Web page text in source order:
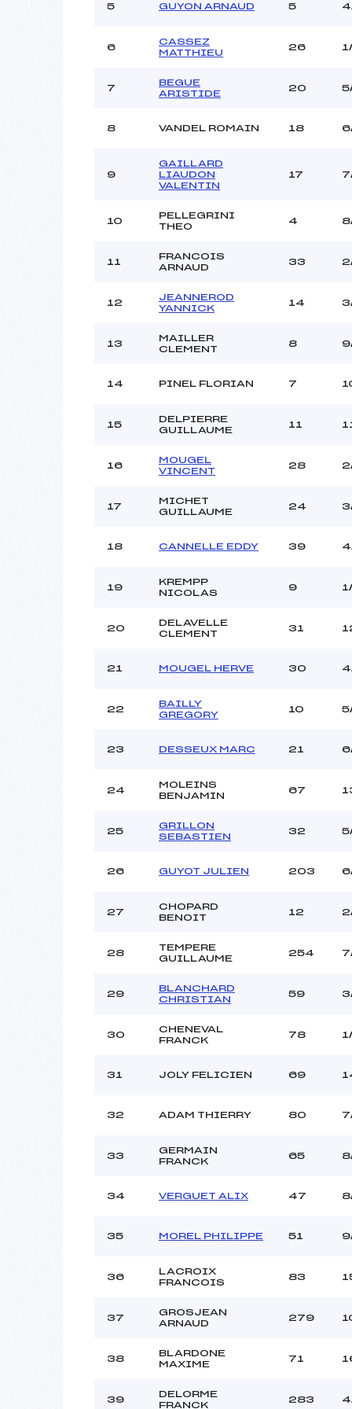
5 GUYON ARNAUD 5
6
CASSEZ
MATTHIEU
26
7
BEGUE
ARISTIDE
20
8 VANDEL ROMAIN 18
9
GAILLARD
LIAUDON
VALENTIN
17
10
PELLEGRINI
THEO
4
11
FRANCOIS
ARNAUD
33
12
JEANNEROD
YANNICK
14
13
MAILLER
CLEMENT
8
14 PINEL FLORIAN 7
15
DELPIERRE
GUILLAUME
11
16
MOUGEL
VINCENT
28
17
MICHET
GUILLAUME
24
18 CANNELLE EDDY 39
19
KREMPP
NICOLAS
9
20
DELAVELLE
CLEMENT
31
21 MOUGEL HERVE 30
22
BAILLY
GREGORY
10
23 DESSEUX MARC 21
24
MOLEINS
BENJAMIN
67
25
GRILLON
SEBASTIEN
32
26 GUYOT JULIEN 203
27
CHOPARD
BENOIT
12
28
TEMPERE
GUILLAUME
254
29
BLANCHARD
CHRISTIAN
59
30
CHENEVAL
FRANCK
78
31 JOLY FELICIEN 69
32 ADAM THIERRY 80
33
GERMAIN
FRANCK
65
34 VERGUET ALIX 47
35 MOREL PHILIPPE 51
36
LACROIX
FRANCOIS
83
37
GROSJEAN
ARNAUD
279
38
BLARDONE
MAXIME
71
39
DELORME
FRANCK
283